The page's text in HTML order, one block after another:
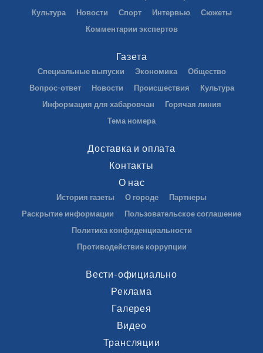
Культура
Новости Спорт Интервью
Сюжеты
Комментарии экспертов
Газета
Специальные выпуски Экономика
Общество
Вопрос-ответ
Новости Происшествия
Культура
Информация для хабаровчан
Горячая линия
Тема номера
Доставка и оплата
Контакты
О нас
История газеты О городе
Партнеры
Раскрытие информации
Пользовательское соглашение
Политика конфиденциальности
Противодействие коррупции
Вести-официально
Реклама
Галерея
Видео
Трансляции